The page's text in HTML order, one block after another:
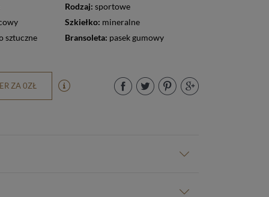
Rodzaj:sportowe
Szkiełko: mineralne
sztuczne Bransoleta: pasek gumowy
ZA 0ZŁ